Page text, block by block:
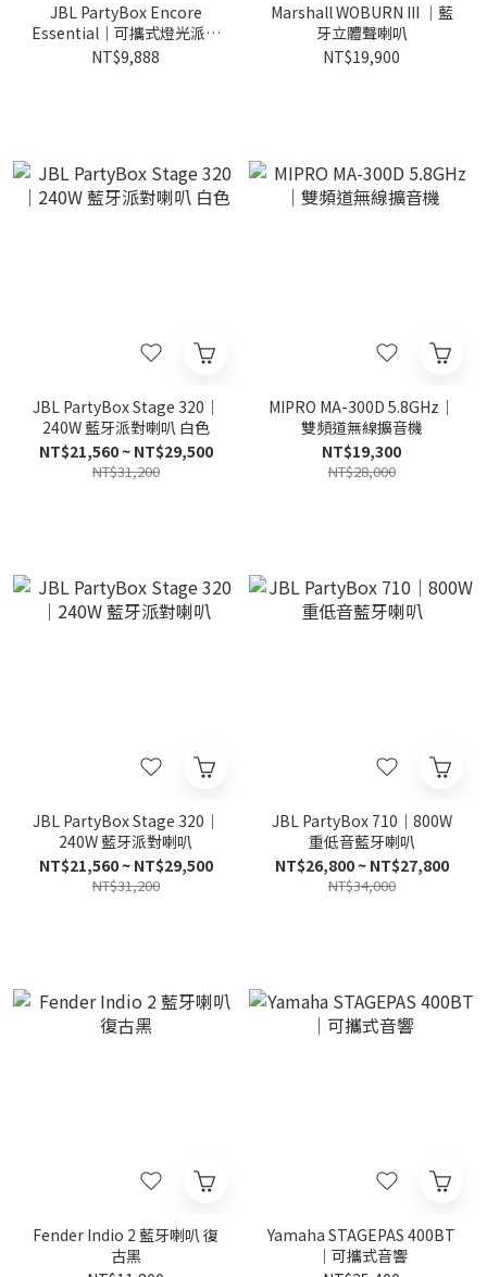
JBL PartyBox Encore
Essential｜可攜式燈光派對
藍牙喇叭
NT$9,888
Marshall WOBURN III ｜藍
牙立體聲喇叭
NT$19,900
JBL PartyBox Stage 320｜
240W 藍牙派對喇叭 白色
NT$21,560 ~ NT$29,500
NT$31,200
MIPRO MA-300D 5.8GHz｜
雙頻道無線擴音機
NT$19,300
NT$28,000
JBL PartyBox Stage 320｜
240W 藍牙派對喇叭
NT$21,560 ~ NT$29,500
NT$31,200
JBL PartyBox 710｜800W
重低音藍牙喇叭
NT$26,800 ~ NT$27,800
NT$34,000
Fender Indio 2 藍牙喇叭 復
古黑
Yamaha STAGEPAS 400BT
｜可攜式音響